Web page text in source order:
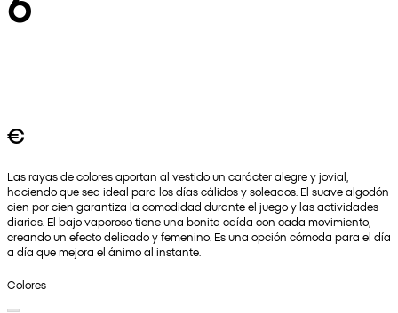
€
Las rayas de colores aportan al vestido un carácter alegre y jovial,
haciendo que sea ideal para los días cálidos y soleados. El suave algodón
cien por cien garantiza la comodidad durante el juego y las actividades
diarias. El bajo vaporoso tiene una bonita caída con cada movimiento,
creando un efecto delicado y femenino. Es una opción cómoda para el día
a día que mejora el ánimo al instante.
Colores